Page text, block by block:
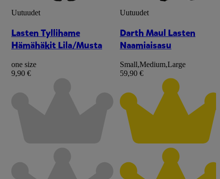
Uutuudet
Lasten Tyllihame
Hämähäkit Lila/Musta
one size
9,90 €
Uutuudet
Darth Maul Lasten
Naamiaisasu
Small,Medium,Large
59,90 €